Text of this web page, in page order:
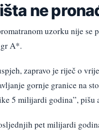
ne
uzorku nije se
A*.
zapravo je riječ o
gornje granice na
5 milijardi godina”, pišu
pet milijardi